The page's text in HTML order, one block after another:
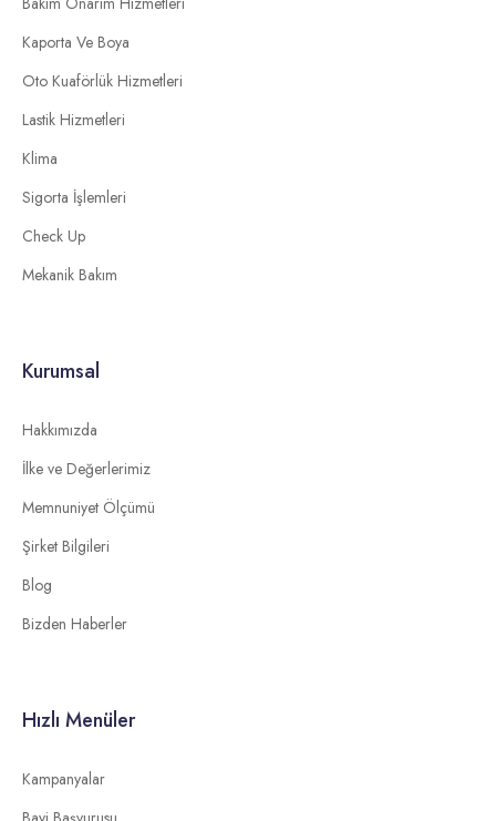
Kaporta Ve Boya
Oto Kuaförlük Hizmetleri
Lastik Hizmetleri
Klima
Sigorta İşlemleri
Check Up
Mekanik Bakım
Kurumsal
Hakkımızda
İlke ve Değerlerimiz
Memnuniyet Ölçümü
Şirket Bilgileri
Blog
Bizden Haberler
Hızlı Menüler
Kampanyalar